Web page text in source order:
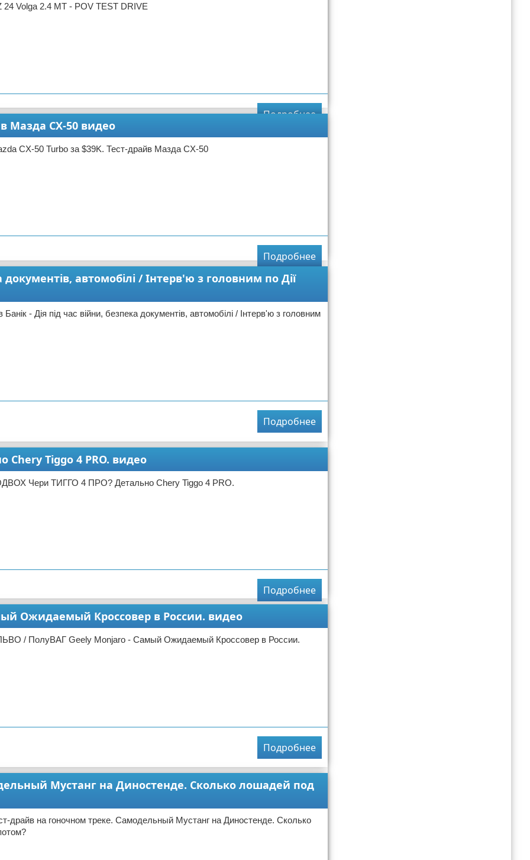
24 Volga 2.4 MT - POV TEST DRIVE
Подробнее
Мазда CX-50 видео
CX-50 Turbo за $39K. Тест-драйв Мазда CX-50
Подробнее
автомобілі / Інтерв'ю з головним по Дії
- Дія під час війни, безпека документів, автомобілі / Інтерв'ю з головним
Подробнее
Tiggo 4 PRO. видео
Чери ТИГГО 4 ПРО? Детально Chery Tiggo 4 PRO.
Подробнее
Ожидаемый Кроссовер в России. видео
/ ПолуВАГ Geely Monjaro - Самый Ожидаемый Кроссовер в России.
Подробнее
Мустанг на Диностенде. Сколько лошадей под
драйв на гоночном треке. Самодельный Мустанг на Диностенде. Сколько